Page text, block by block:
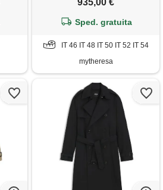
935,00 €
Sped. gratuita
IT 46 IT 48 IT 50 IT 52 IT 54
mytheresa